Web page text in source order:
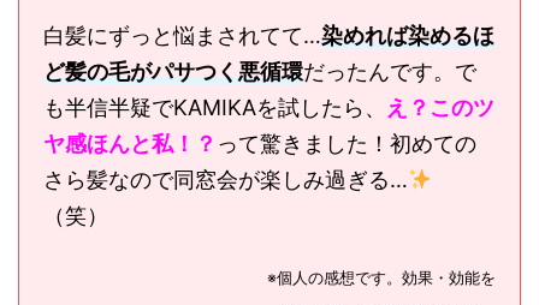
白髪にずっと悩まされてて…染めれば染めるほ
ど髪の毛がパサつく悪循環だったんです。で
も半信半疑でKAMIKAを試したら、
え？このツ
ヤ感ほんと私！？ って驚きました！初めての
さら髪なので同窓会が楽しみ過ぎる…
（笑）
※個人の感想です。効果・効能を